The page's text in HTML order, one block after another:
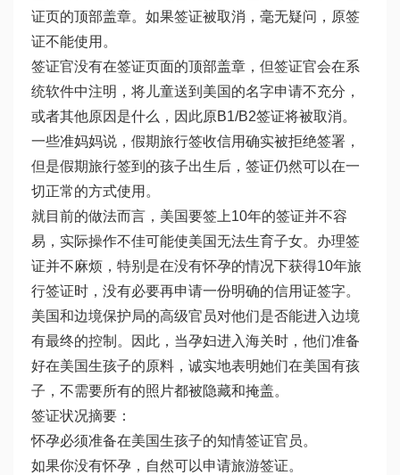
证页的顶部盖章。如果签证被取消，毫无疑问，原签
证不能使用。
签证官没有在签证页面的顶部盖章，但签证官会在系
统软件中注明，将儿童送到美国的名字申请不充分，
或者其他原因是什么，因此原B1/B2签证将被取消。
一些准妈妈说，假期旅行签收信用确实被拒绝签署，
但是假期旅行签到的孩子出生后，签证仍然可以在一
切正常的方式使用。
就目前的做法而言，美国要签上10年的签证并不容
易，实际操作不佳可能使美国无法生育子女。办理签
证并不麻烦，特别是在没有怀孕的情况下获得10年旅
行签证时，没有必要再申请一份明确的信用证签字。
美国和边境保护局的高级官员对他们是否能进入边境
有最终的控制。因此，当孕妇进入海关时，他们准备
好在美国生孩子的原料，诚实地表明她们在美国有孩
子，不需要所有的照片都被隐藏和掩盖。
签证状况摘要：
怀孕必须准备在美国生孩子的知情签证官员。
如果你没有怀孕，自然可以申请旅游签证。